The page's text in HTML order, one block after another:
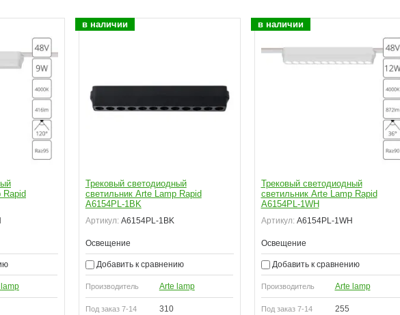
Rapid
в наличии
Трековый светодиодный
светильник Arte Lamp Rapid
A6154PL-1BK
Артикул:A6154PL-1BK
Освещение
Добавить к сравнению
Производитель Arte lamp
Под заказ 7-14
310
в наличии
Трековый светодиодный
светильник Arte Lamp Rapid
A6154PL-1WH
Артикул:A6154PL-1WH
Освещение
Добавить к сравнению
Производитель Arte lamp
Под заказ 7-14
255